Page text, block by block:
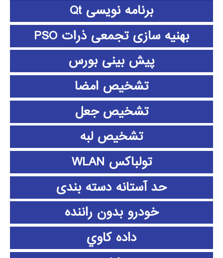
برنامه نویسی Qt
بهنیه سازی تجمعی ذرات PSO
پیش بینی بورس
تشخیص امضا
تشخیص جعل
تشخیص لبه
تولباکس WLAN
حد آستانه دسته بندی
خودرو بدون راننده
داده كاوي